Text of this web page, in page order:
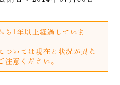
ら1年以上経過していま
ついては現在と状況が異な
注意ください。